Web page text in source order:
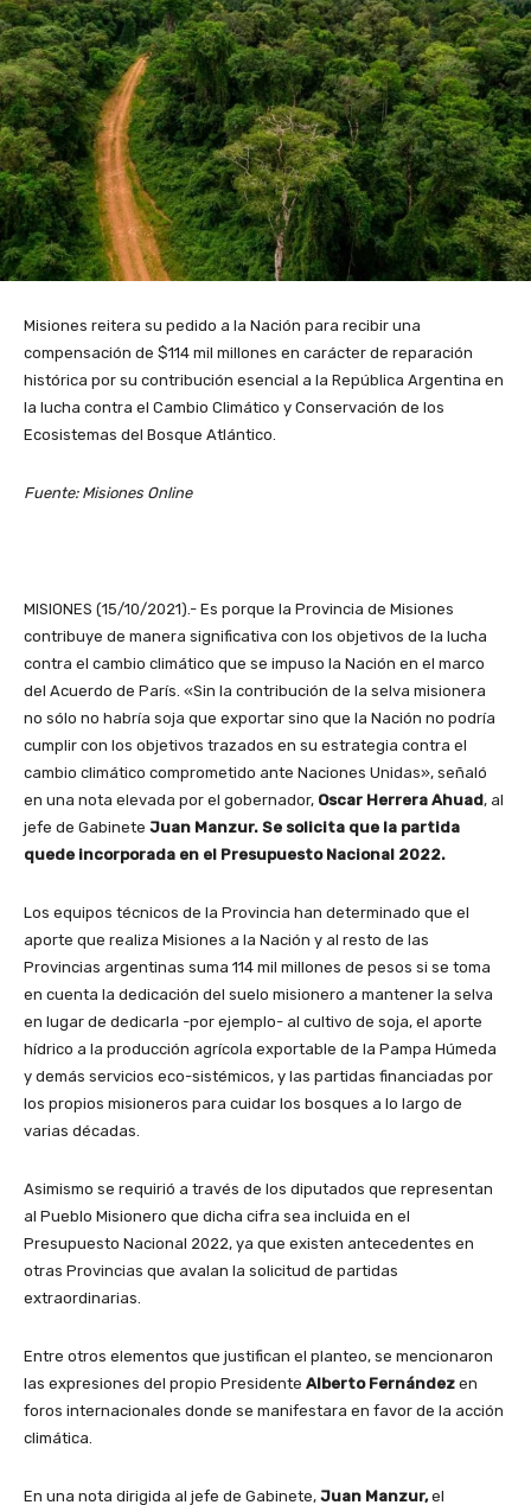
Misiones reitera su pedido a la Nación para recibir una
compensación de $114 mil millones en carácter de reparación
histórica por su contribución esencial a la República Argentina en
la lucha contra el Cambio Climático y Conservación de los
Ecosistemas del Bosque Atlántico.
Fuente: Misiones Online
MISIONES (15/10/2021).- Es porque la Provincia de Misiones
contribuye de manera significativa con los objetivos de la lucha
contra el cambio climático que se impuso la Nación en el marco
del Acuerdo de París. «Sin la contribución de la selva misionera
no sólo no habría soja que exportar sino que la Nación no podría
cumplir con los objetivos trazados en su estrategia contra el
cambio climático comprometido ante Naciones Unidas», señaló
en una nota elevada por el gobernador, Oscar Herrera Ahuad, al
jefe de Gabinete Juan Manzur. Se solicita que la partida
quede incorporada en el Presupuesto Nacional 2022.
Los equipos técnicos de la Provincia han determinado que el
aporte que realiza Misiones a la Nación y al resto de las
Provincias argentinas suma 114 mil millones de pesos si se toma
en cuenta la dedicación del suelo misionero a mantener la selva
en lugar de dedicarla -por ejemplo- al cultivo de soja, el aporte
hídrico a la producción agrícola exportable de la Pampa Húmeda
y demás servicios eco-sistémicos, y las partidas financiadas por
los propios misioneros para cuidar los bosques a lo largo de
varias décadas.
Asimismo se requirió a través de los diputados que representan
al Pueblo Misionero que dicha cifra sea incluida en el
Presupuesto Nacional 2022, ya que existen antecedentes en
otras Provincias que avalan la solicitud de partidas
extraordinarias.
Entre otros elementos que justifican el planteo, se mencionaron
las expresiones del propio Presidente Alberto Fernández en
foros internacionales donde se manifestara en favor de la acción
climática.
En una nota dirigida al jefe de Gabinete, Juan Manzur,el